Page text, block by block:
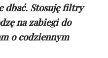
dbać. Stosuję filtry
na zabiegi do
o codziennym